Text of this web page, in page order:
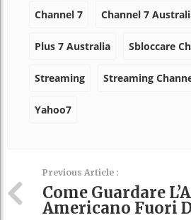
Channel 7 Channel 7
Plus 7 Australia Sbloccare
Streaming Streaming
Yahoo7
Previous Article :
Come Guardare
Americano Fuori